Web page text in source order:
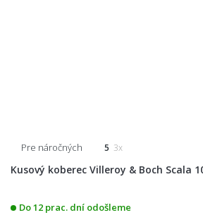
Pre náročných 5 3x
Kusový koberec Villeroy & Boch Scala
Do 12 prac. dní odošleme